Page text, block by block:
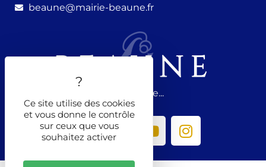
beaune@mairie-beaune.fr
Nous suivre...
Ce site utilise des cookies
et vous donne le contrôle
sur ceux que vous
souhaitez activer